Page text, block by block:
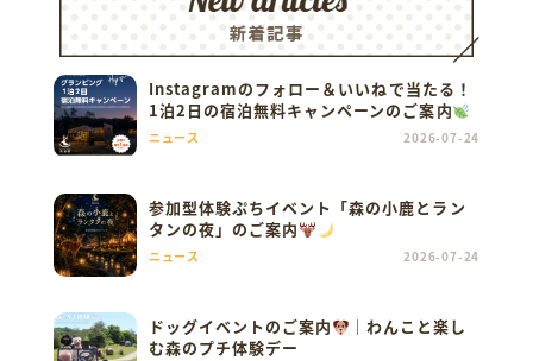
Instagramのフォロー＆いいねで当たる！
1泊2日の宿泊無料キャンペーンのご案内
ニュース 2026-07-24
参加型体験ぷちイベント「森の小鹿とラン
タンの夜」のご案内
ニュース 2026-07-24
ドッグイベントのご案内
｜わんこと楽し
む森のプチ体験デー